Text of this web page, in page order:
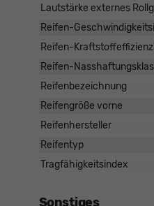
Lautstärke externes
Reifen-
Reifen-
Reifen-
Reifenbezeichnung
Reifengröße vorne
Reifenhersteller
Reifentyp
Tragfähigkeitsindex
Sonstiges